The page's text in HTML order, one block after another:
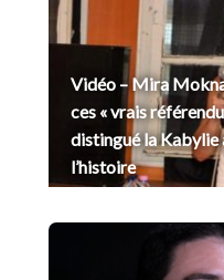
Vidéo – Mira
ces « vrais
distingué la Kabylie
l’histoire